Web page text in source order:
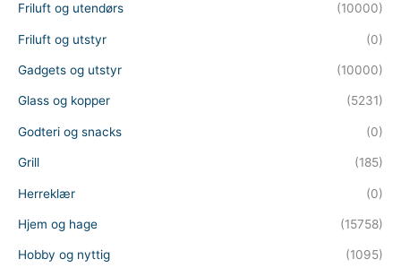
Friluft og utendørs (10000)
Friluft og utstyr (0)
Gadgets og utstyr (10000)
Glass og kopper (5231)
Godteri og snacks (0)
Grill (185)
Herreklær (0)
Hjem og hage (15758)
Hobby og nyttig (1095)